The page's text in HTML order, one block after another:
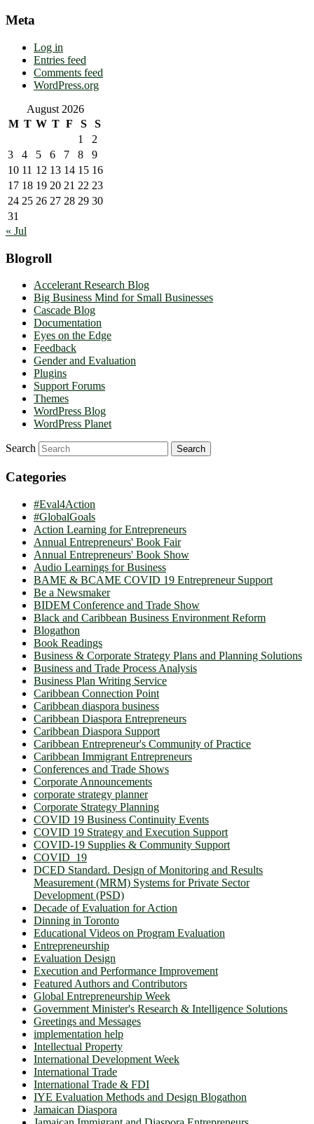
Meta
Log in
Entries feed
Comments feed
WordPress.org
August 2026
M T W T F S
S
1
2
3
4 5 6 7 8
9
10 11 12 13 14 15 16
17 18 19 20 21 22 23
24 25 26 27 28 29 30
31
« Jul
Blogroll
Accelerant Research Blog
Big Business Mind for Small Businesses
Cascade Blog
Documentation
Eyes on the Edge
Feedback
Gender and Evaluation
Plugins
Support Forums
Themes
WordPress Blog
WordPress Planet
Search
Categories
#Eval4Action
#GlobalGoals
Action Learning for Entrepreneurs
Annual Entrepreneurs' Book Fair
Annual Entrepreneurs' Book Show
Audio Learnings for Business
BAME & BCAME COVID 19 Entrepreneur Support
Be a Newsmaker
BIDEM Conference and Trade Show
Black and Caribbean Business Environment Reform
Blogathon
Book Readings
Business & Corporate Strategy Plans and Planning Solutions
Business and Trade Process Analysis
Business Plan Writing Service
Caribbean Connection Point
Caribbean diaspora business
Caribbean Diaspora Entrepreneurs
Caribbean Diaspora Support
Caribbean Entrepreneur's Community of Practice
Caribbean Immigrant Entrepreneurs
Conferences and Trade Shows
Corporate Announcements
corporate strategy planner
Corporate Strategy Planning
COVID 19 Business Continuity Events
COVID 19 Strategy and Execution Support
COVID-19 Supplies & Community Support
COVID_19
DCED Standard. Design of Monitoring and Results
Measurement (MRM) Systems for Private Sector
Development (PSD)
Decade of Evaluation for Action
Dinning in Toronto
Educational Videos on Program Evaluation
Entrepreneurship
Evaluation Design
Execution and Performance Improvement
Featured Authors and Contributors
Global Entrepreneurship Week
Government Minister's Research & Intelligence Solutions
Greetings and Messages
implementation help
Intellectual Property
International Development Week
International Trade
International Trade & FDI
IYE Evaluation Methods and Design Blogathon
Jamaican Diaspora